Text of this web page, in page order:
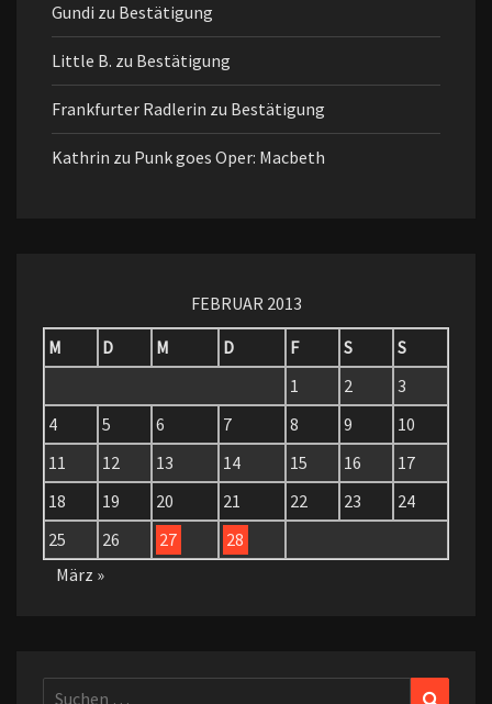
Gundi zu Bestätigung
Little B. zu Bestätigung
Frankfurter Radlerin zu Bestätigung
Kathrin zu Punk goes Oper: Macbeth
FEBRUAR 2013
M
D M D F S
S
1
2
3
4
5 6 7 8 9
10
11
12 13 14 15 16
17
18
19 20 21 22 23
24
25
26 27
28
März »
Suchen